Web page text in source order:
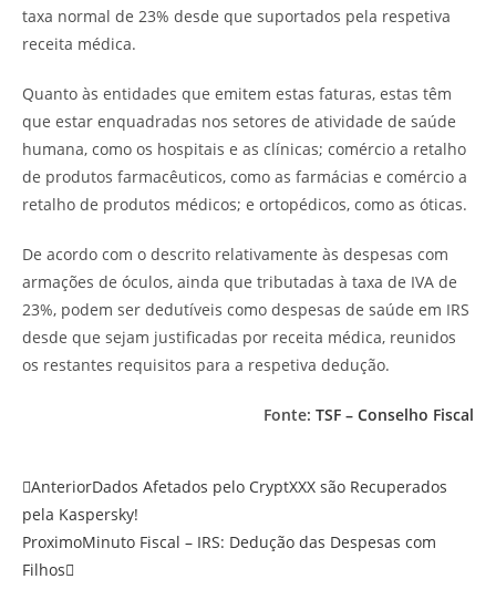
taxa normal de 23% desde que suportados pela respetiva
receita médica.
Quanto às entidades que emitem estas faturas, estas têm
que estar enquadradas nos setores de atividade de saúde
humana, como os hospitais e as clínicas; comércio a retalho
de produtos farmacêuticos, como as farmácias e comércio a
retalho de produtos médicos; e ortopédicos, como as óticas.
De acordo com o descrito relativamente às despesas com
armações de óculos, ainda que tributadas à taxa de IVA de
23%, podem ser dedutíveis como despesas de saúde em IRS
desde que sejam justificadas por receita médica, reunidos
os restantes requisitos para a respetiva dedução.
Fonte: TSF – Conselho Fiscal
AnteriorDados Afetados pelo CryptXXX são Recuperados
pela Kaspersky!
ProximoMinuto Fiscal – IRS: Dedução das Despesas com
Filhos